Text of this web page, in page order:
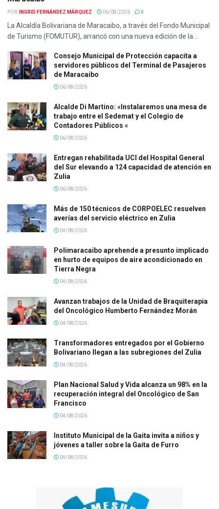
POR: INGRID FERNÁNDEZ MÁRQUEZ 06/08/2026 0
La Alcaldía Bolivariana de Maracaibo, a través del Fondo Municipal
de Turismo (FOMUTUR), arrancó con una nueva edición de la...
Consejo Municipal de Protección capacita a
servidores públicos del Terminal de Pasajeros
de Maracaibo
06/08/2026
Alcalde Di Martino: «Instalaremos una mesa de
trabajo entre el Sedemat y el Colegio de
Contadores Públicos «
06/08/2026
Entregan rehabilitada UCI del Hospital General
del Sur elevando a 124 capacidad de atención en
Zulia
06/08/2026
Más de 150 técnicos de CORPOELEC resuelven
averías del servicio eléctrico en Zulia
04/08/2026
Polimaracaibo aprehende a presunto implicado
en hurto de equipos de aire acondicionado en
Tierra Negra
04/08/2026
Avanzan trabajos de la Unidad de Braquiterapia
del Oncológico Humberto Fernández Morán
04/08/2026
Transformadores entregados por el Gobierno
Bolivariano llegan a las subregiones del Zulia
04/08/2026
Plan Nacional Salud y Vida alcanza un 98% en la
recuperación integral del Oncológico de San
Francisco
04/08/2026
Instituto Municipal de la Gaita invita a niños y
jóvenes a taller sobre la Gaita de Furro
04/08/2026